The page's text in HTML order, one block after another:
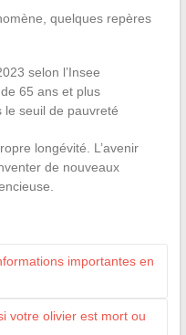
quelques repères
selon l’Insee
65 ans et plus
le seuil de pauvreté
longévité. L’avenir
de nouveaux
importantes en
votre olivier est mort ou